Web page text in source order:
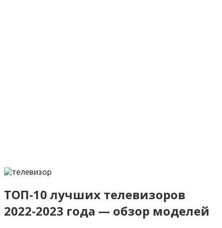
ТОП-10 лучших телевизоров
2022-2023 года — обзор моделей